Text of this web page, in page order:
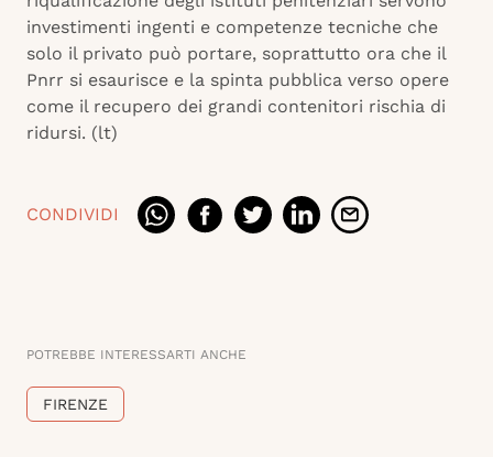
investimenti ingenti e competenze tecniche che
solo il privato può portare, soprattutto ora che il
Pnrr si esaurisce e la spinta pubblica verso opere
come il recupero dei grandi contenitori rischia di
ridursi. (lt)
CONDIVIDI
POTREBBE INTERESSARTI ANCHE
FIRENZE